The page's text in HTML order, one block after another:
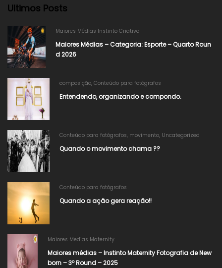
Ultimos Posts
Maiores Médias Instinto Criativo
Maiores Médias – Categoria: Esporte – Quarto Roun
d 2026
composição, Conteúdo para fotógrafos
Entendendo, organizando e compondo.
Conteúdo para fotógrafos, movimento, Uncategorized
Quando o movimento chama ??
Conteúdo para fotógrafos
Quando a ação gera reação!!
Maiores Medias Maternity
Maiores médias – Instinto Maternity Fotografia de New
born – 3º Round – 2025